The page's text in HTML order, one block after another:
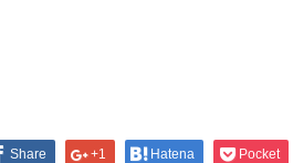
Share +1 Hatena Pocket